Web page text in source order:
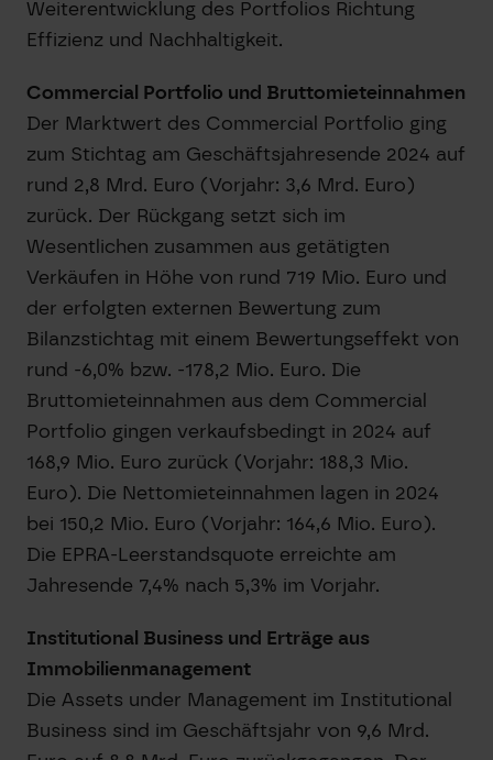
Weiterentwicklung des Portfolios Richtung
Effizienz und Nachhaltigkeit.
Commercial Portfolio und Bruttomieteinnahmen
Der Marktwert des Commercial Portfolio ging
zum Stichtag am Geschäftsjahresende 2024 auf
rund 2,8 Mrd. Euro (Vorjahr: 3,6 Mrd. Euro)
zurück. Der Rückgang setzt sich im
Wesentlichen zusammen aus getätigten
Verkäufen in Höhe von rund 719 Mio. Euro und
der erfolgten externen Bewertung zum
Bilanzstichtag mit einem Bewertungseffekt von
rund -6,0% bzw. -178,2 Mio. Euro. Die
Bruttomieteinnahmen aus dem Commercial
Portfolio gingen verkaufsbedingt in 2024 auf
168,9 Mio. Euro zurück (Vorjahr: 188,3 Mio.
Euro). Die Nettomieteinnahmen lagen in 2024
bei 150,2 Mio. Euro (Vorjahr: 164,6 Mio. Euro).
Die EPRA-Leerstandsquote erreichte am
Jahresende 7,4% nach 5,3% im Vorjahr.
Institutional Business und Erträge aus
Immobilienmanagement
Die Assets under Management im Institutional
Business sind im Geschäftsjahr von 9,6 Mrd.